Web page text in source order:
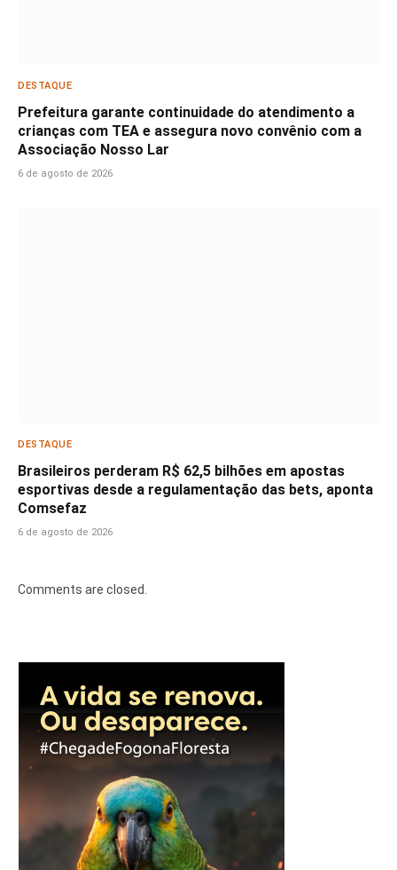
DESTAQUE
Prefeitura garante continuidade do atendimento a
crianças com TEA e assegura novo convênio com a
Associação Nosso Lar
6 de agosto de 2026
DESTAQUE
Brasileiros perderam R$ 62,5 bilhões em apostas
esportivas desde a regulamentação das bets, aponta
Comsefaz
6 de agosto de 2026
Comments are closed.